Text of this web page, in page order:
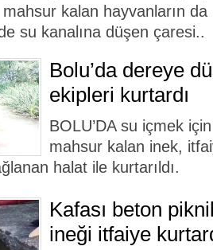
kalan hayvanların da
su kanalına düşen çaresi..
Bolu’da dereye
ekipleri kurtardı
BOLU’DA su içmek
mahsur kalan inek,
halat ile kurtarıldı.
Kafası beton
ineği itfaiye